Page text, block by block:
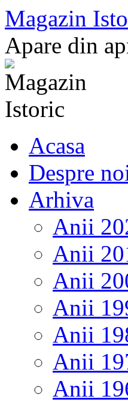
Sari
la
conținut
Magazin
Apare din
Acasa
Despre
Arhiva
Anii
Anii
Anii
Anii
Anii
Anii
Anii